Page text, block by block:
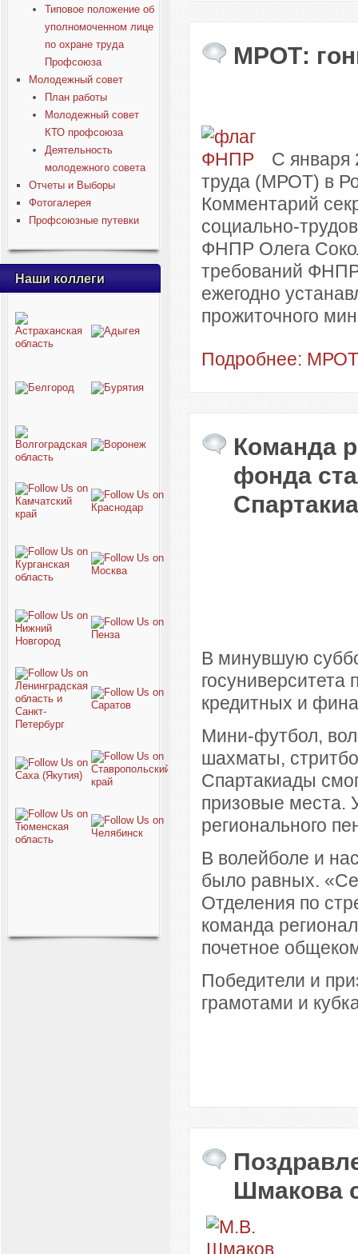
Типовое положение об
уполномоченном лице
по охране труда
Профсоюза
Молодежный совет
План работы
Молодежный совет
КТО профсоюза
Деятельность
молодежного совета
Отчеты и Выборы
Фотогалерея
Профсоюзные путевки
Наши коллеги
МРОТ:
С января
труда (МРОТ) в
Комментарий
социально-
ФНПР Олега
требований
ежегодно
прожиточного
Подробнее:
Команда
фонда
В минувшую
кредитных и
Мини-футбол,
шахматы,
Спартакиады
призовые места.
регионального
В волейболе и
было равных.
Отделения по
команда
почетное
Победители и
грамотами и
Шмакова